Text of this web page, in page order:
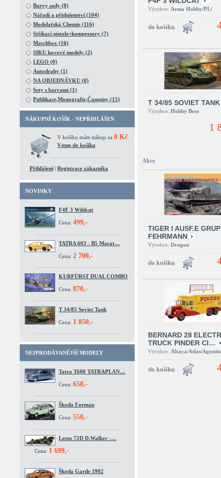
Barvy sady (8)
Nářadí a příslušenství (104)
Modelařská Chemie (116)
Stříkací pistole+kompresory (7)
Matchbox (16)
SIKU kovové modely (2)
LEGO (0)
Autodrahy (1)
NA OBJEDNÁVKU (0)
Sety s barvami (1)
Publikace,Monografie,Časopisy (15)
NÁKUPNÍ KOŠÍK - NEPŘIHLÁŠEN
V košíku máte nákup za 0 Kč
Vstup do košíku
Přihlášení | Registrace zákazníka
NOVINKY
F4F 3 Wildcat
Cena: 499,-
TATRA 603 - B5 Marat…
Cena: 2 700,-
KURFÜRST DUAL COMBO
Cena: 870,-
T 34/85 Soviet Tank
Cena: 1 850,-
NEJPRODÁVANĚJŠÍ MODELY
Tatra T600 TATRAPLAN…
Cena: 650,-
Škoda Forman
Cena: 550,-
Lotus 72D D.Walker -…
Cena: 1 699,-
Škoda Garde 1982
Výrobce: Arma Hobby/PL/
T 34/85 SOVIET TANK
Výrobce: Hobby Boss
1
Akce
TIGER I AUSF.E
FEHRMANN
Výrobce: Dragon
BERNARD 28
TRUCK PINDER CI…
Výrobce: Altaya/Atlas/